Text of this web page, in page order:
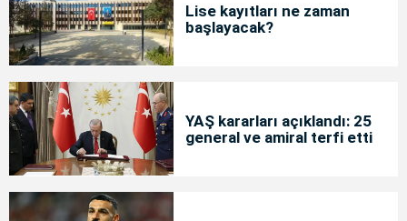
Lise kayıtları ne zaman
başlayacak?
YAŞ kararları açıklandı: 25
general ve amiral terfi etti